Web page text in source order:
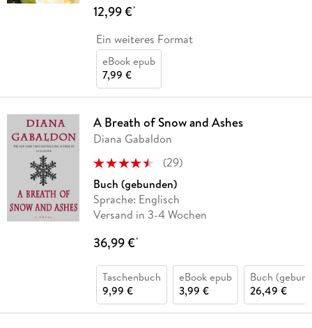
12,99 €*
Ein weiteres Format
eBook epub
7,99 €
A Breath of Snow and Ashes
Diana Gabaldon
(29)
Buch (gebunden)
Sprache: Englisch
Versand in 3-4 Wochen
36,99 €*
Taschenbuch
9,99 €
eBook epub
3,99 €
Buch
26,49 €